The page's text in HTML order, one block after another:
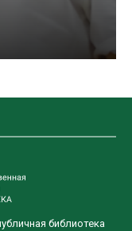
библиотека